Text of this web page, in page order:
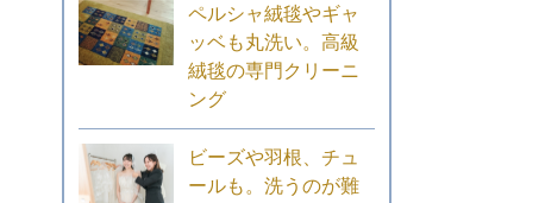
ペルシャ絨毯やギャ
ッベも丸洗い。高級
絨毯の専門クリーニ
ング
ビーズや羽根、チュ
ールも。洗うのが難